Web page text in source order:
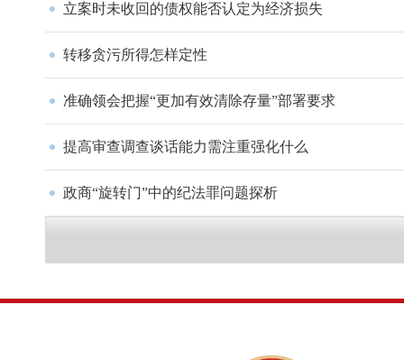
立案时未收回的债权能否认定为经济损失
转移贪污所得怎样定性
准确领会把握“更加有效清除存量”部署要求
提高审查调查谈话能力需注重强化什么
政商“旋转门”中的纪法罪问题探析